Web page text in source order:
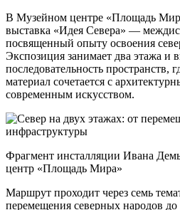
В Музейном центре «Площадь
выставка «Идея Севера» —
посвященный опыту освоения
Экспозиция занимает два этажа и
последовательность пространств,
материал сочетается с
современным искусством.
Фрагмент инсталляции Ивана
центр «Площадь Мира»
Маршрут проходит через семь
перемещения северных народов до